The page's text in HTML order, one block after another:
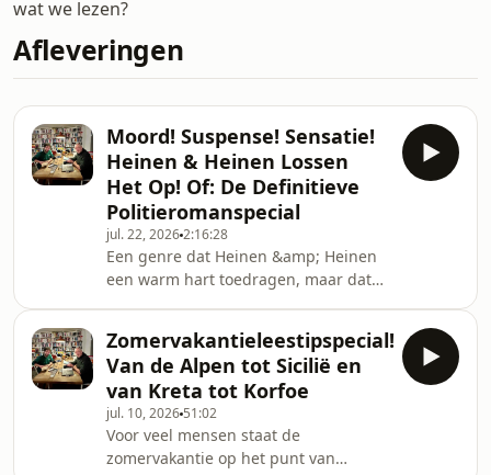
wat we lezen?
Afleveringen
Moord! Suspense! Sensatie!
Heinen & Heinen Lossen
Het Op! Of: De Definitieve
Politieromanspecial
jul. 22, 20262:16:28
Een genre dat Heinen &amp; Heinen
een warm hart toedragen, maar dat
politieroman. De ene Heinen las er
duizenden, en de andere Heinen
schreef er zijn bachelorscriptie
over.Dat het op een dag zou leiden tot
een special over de beste
politieromans, lag voor de hand.Dat
Zomervakantieleestipspecial!
Van de Alpen tot Sicilië en
van Kreta tot Korfoe
jul. 10, 2026 51:02
Voor veel mensen staat de
zomervakantie op het punt van